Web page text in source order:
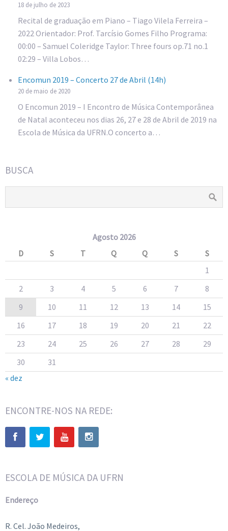
18 de julho de 2023
Recital de graduação em Piano – Tiago Vilela Ferreira –
2022 Orientador: Prof. Tarcísio Gomes Filho Programa:
00:00 – Samuel Coleridge Taylor: Three fours op.71 no.1
02:29 – Villa Lobos…
Encomun 2019 – Concerto 27 de Abril (14h)
20 de maio de 2020
O Encomun 2019 – I Encontro de Música Contemporânea
de Natal aconteceu nos dias 26, 27 e 28 de Abril de 2019 na
Escola de Música da UFRN.O concerto a…
BUSCA
Agosto 2026
D
S T Q Q S
S
1
2
3 4 5 6 7
8
9
10 11 12 13 14
15
16
17 18 19 20 21
22
23
24 25 26 27 28
29
30
31
« dez
ENCONTRE-NOS NA REDE:
ESCOLA DE MÚSICA DA UFRN
Endereço
R. Cel. João Medeiros,